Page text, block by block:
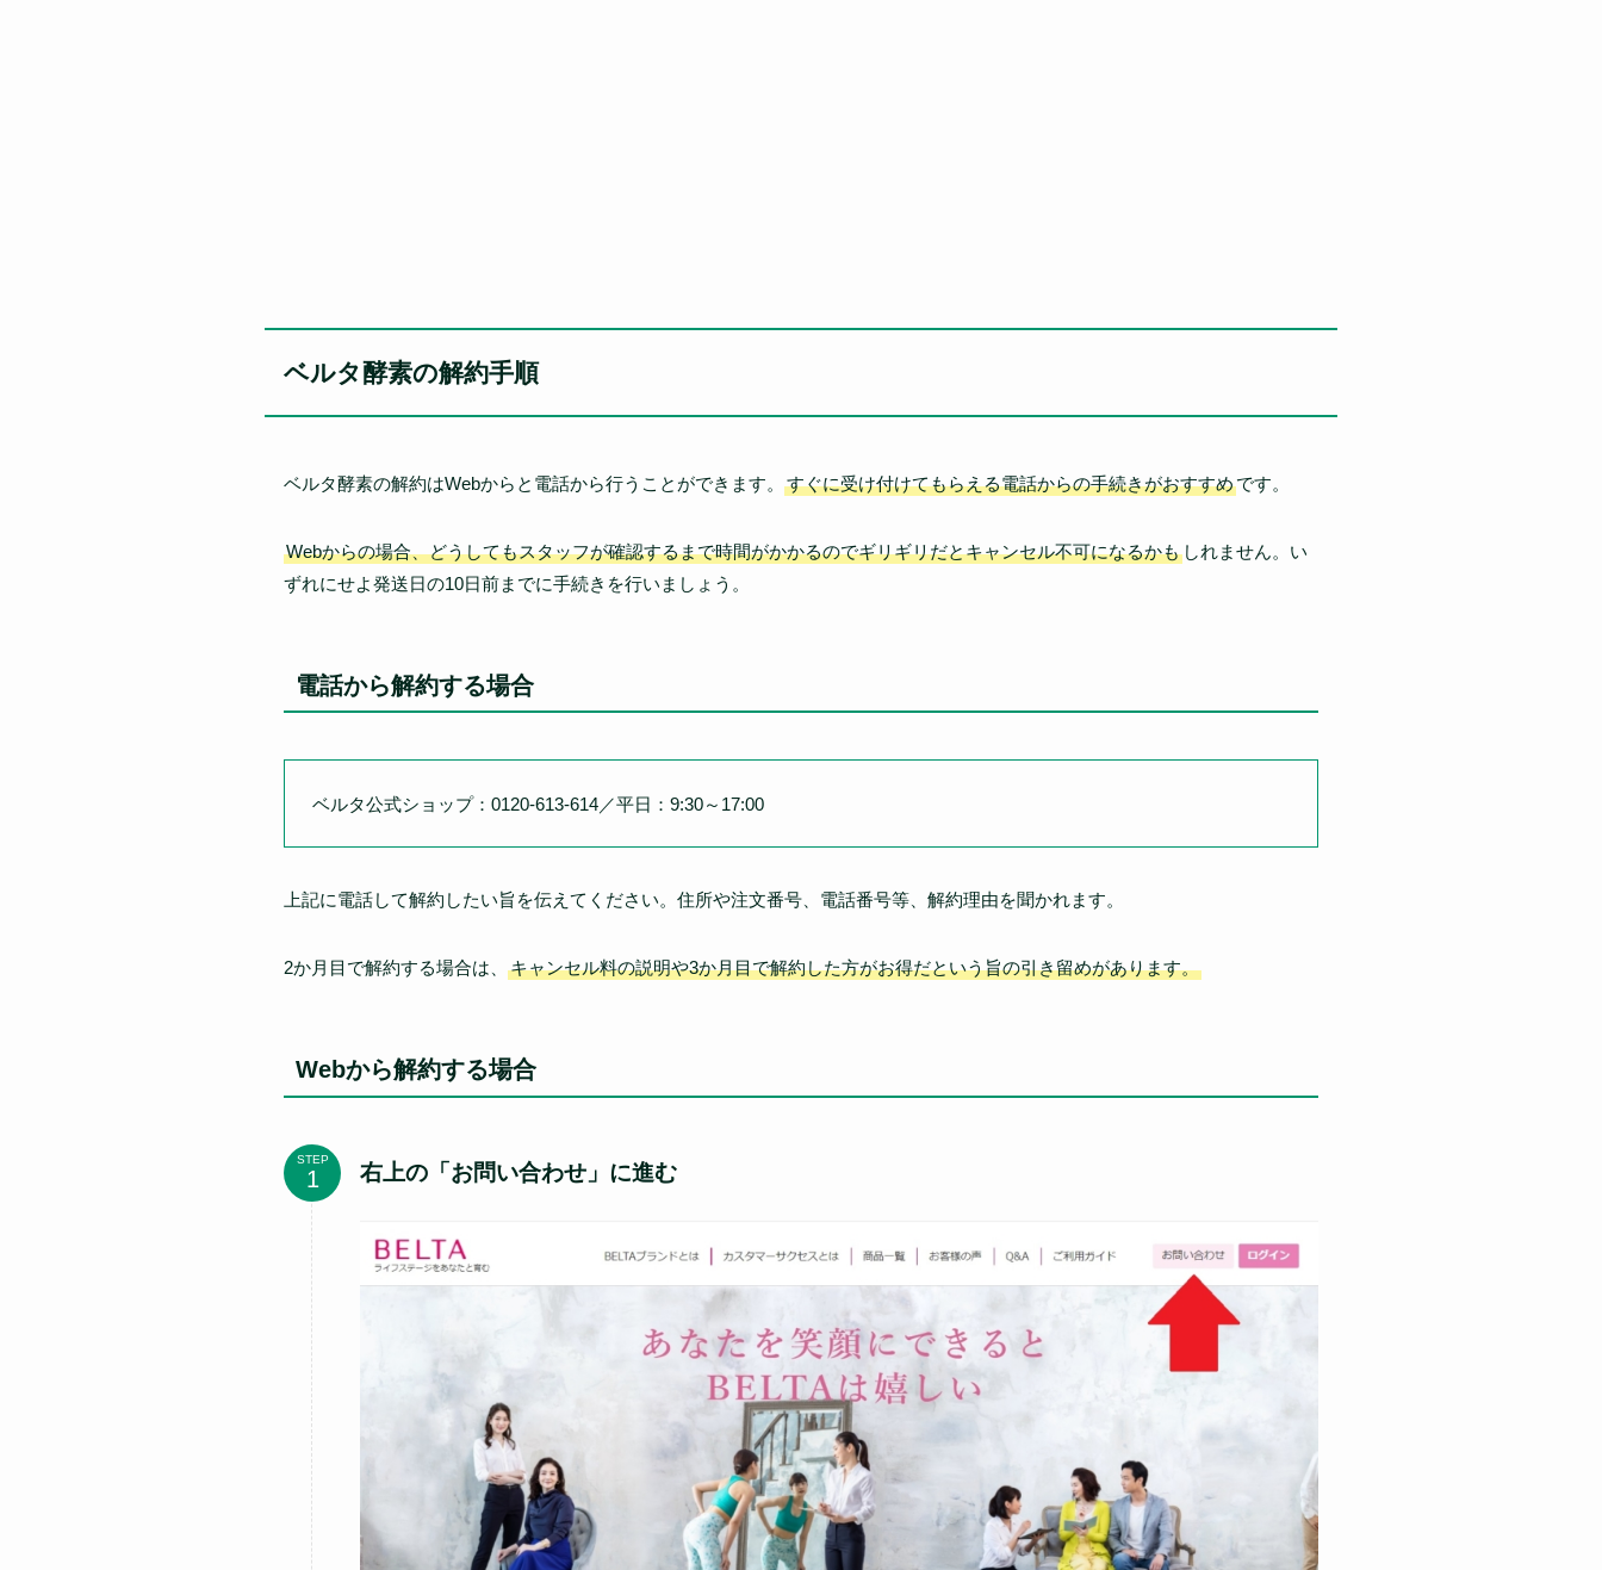
ベルタ酵素の解約手順
ベルタ酵素の解約はWebからと電話から行うことができます。 すぐに受け付けてもらえる電話からの手続きがおすすめです。
Webからの場合、どうしてもスタッフが確認するまで時間がかかるのでギリギリだとキャンセル不可になるかも しれません。い
ずれにせよ発送日の10日前までに手続きを行いましょう。
電話から解約する場合
ベルタ公式ショップ：0120-613-614／平日：9:30～17:00
上記に電話して解約したい旨を伝えてください。住所や注文番号、電話番号等、解約理由を聞かれます。
2か月目で解約する場合は、 キャンセル料の説明や3か月目で解約した方がお得だという旨の引き留めがあります。
Webから解約する場合
STEP
右上の「お問い合わせ」に進む